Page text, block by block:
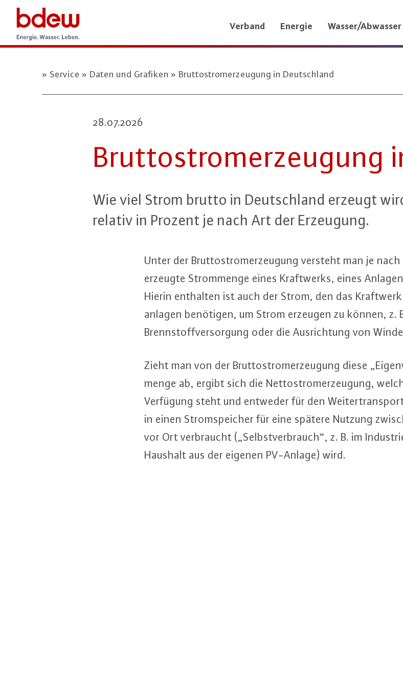
Verband Energie Wasser/Abwasser
Service Daten und Grafiken Bruttostromerzeugung in Deutschland
28.07.2026
Brut­to­strom­er­zeu­gung
Wie viel Strom brutto in Deutsch­land erzeugt
relativ in Prozent je nach Art der Erzeugung.
Unter der Brut­to­strom­er­zeu­gung versteht man je
erzeugte Strom­men­ge eines Kraft­werks, eines
Hierin enthalten ist auch der Strom, den das
an­la­gen benötigen, um Strom erzeugen zu können, z.
Brenn­stoff­ver­sor­gung oder die Aus­rich­tung von
Zieht man von der Brut­to­strom­er­zeu­gung diese
men­ge ab, ergibt sich die Net­to­strom­er­zeu­gung,
Verfügung steht und entweder für den
in einen Strom­spei­cher für eine spätere Nutzung
vor Ort ver­braucht („Selbst­ver­brauch“, z. B. im
Haushalt aus der eigenen PV-Anlage) wird.